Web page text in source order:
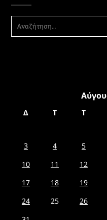
ΑΝΑΖΉΤΗΣΗ
ΓΙΑ:
Δ Τ Τ
3
4 5
10
11 12
17
18 19
24
25 26